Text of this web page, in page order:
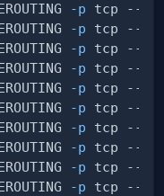
-p tcp --
-p tcp --
-p tcp --
-p tcp --
-p tcp --
-p tcp --
-p tcp --
-p tcp --
-p tcp --
-p tcp --